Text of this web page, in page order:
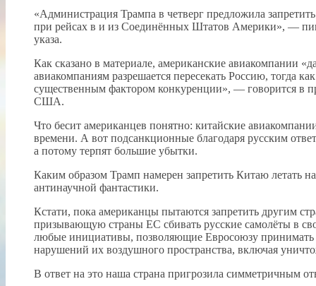
«Администрация Трампа в четверг предложила
при рейсах в и из Соединённых Штатов Америки», —
указа.
Как сказано в материале, американские авиакомпании
авиакомпаниям разрешается пересекать Россию, тогда
существенным фактором конкуренции», — говорится в
США.
Что бесит американцев понятно: китайские
времени. А вот подсанкционные благодаря русским
а потому терпят большие убытки.
Каким образом Трамп намерен запретить Китаю летать
антинаучной фантастики.
Кстати, пока американцы пытаются запретить другим
призывающую страны ЕС сбивать русские самолёты в
любые инициативы, позволяющие Евросоюзу
нарушений их воздушного пространства, включая
В ответ на это наша страна пригрозила симметричным